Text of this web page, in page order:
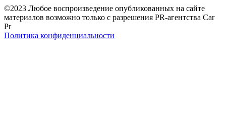
©2023 Любое воспроизведение опубликованных на сайте
материалов возможно только с разрешения PR-агентства Car
Pr
Политика конфиденциальности